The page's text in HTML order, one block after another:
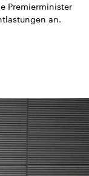
Premierminister
an.